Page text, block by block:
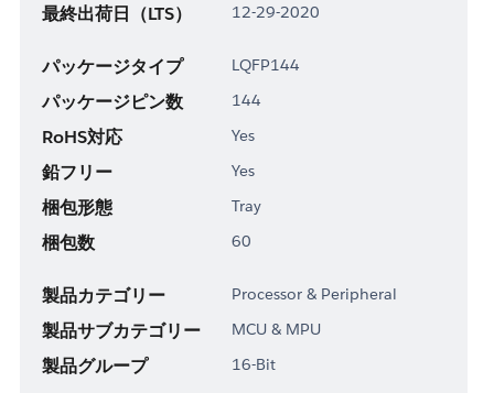
最終出荷日（LTS） 12-29-2020
パッケージタイプ LQFP144
パッケージピン数 144
RoHS対応 Yes
鉛フリー Yes
梱包形態 Tray
梱包数 60
製品カテゴリー Processor & Peripheral
製品サブカテゴリー MCU & MPU
製品グループ 16-Bit